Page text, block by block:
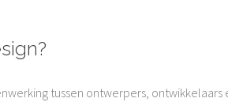
tussen ontwerpers,